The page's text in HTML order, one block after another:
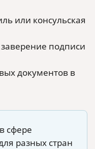
или консульская
подписи
документов в
сфере
разных стран